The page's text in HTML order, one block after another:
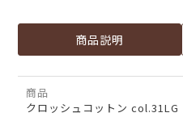
商品説明
商品
クロッシュコットン col.31LG